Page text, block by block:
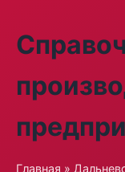
Главная »